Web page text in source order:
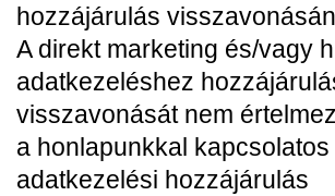
hozzájárulás
A direkt marketing és/vagy
adatkezeléshez
visszavonását nem
a honlapunkkal kapcsolatos
adatkezelési hozzájárulás